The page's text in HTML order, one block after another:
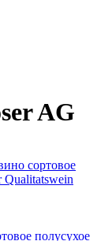
AG
полусухое